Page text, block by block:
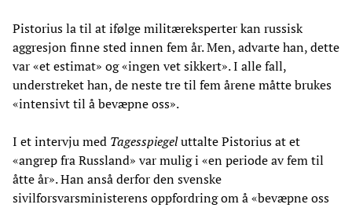
Pistorius la til at ifølge militæreksperter kan russisk
aggresjon finne sted innen fem år. Men, advarte han, dette
var «et estimat» og «ingen vet sikkert». I alle fall,
understreket han, de neste tre til fem årene måtte brukes
«intensivt til å bevæpne oss».
I et intervju med Tagesspiegeluttalte Pistorius at et
«angrep fra Russland» var mulig i «en periode av fem til
åtte år». Han anså derfor den svenske
sivilforsvarsministerens oppfordring om å «bevæpne oss